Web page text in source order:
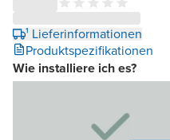
¹ Lieferinformationen
Produktspezifikationen
Wie installiere ich es?